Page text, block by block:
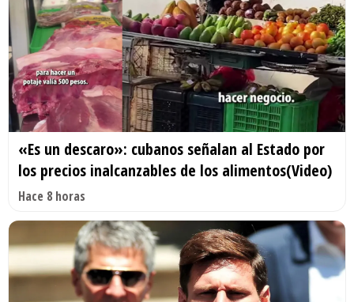
«Es un descaro»: cubanos señalan al Estado por
los precios inalcanzables de los alimentos(Video)
Hace 8 horas